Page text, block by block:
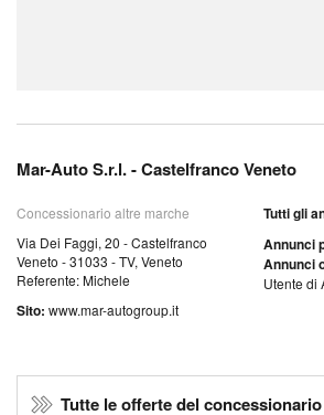
Mar-Auto S.r.l. - Castelfranco Veneto
Concessionario altre marche
Via Dei Faggi, 20 - Castelfranco
Veneto - 31033 - TV, Veneto
Referente: Michele
Sito: www.mar-autogroup.it
Tutti gli
Annunci
Annunci
Utente di
Tutte le offerte del concessionario